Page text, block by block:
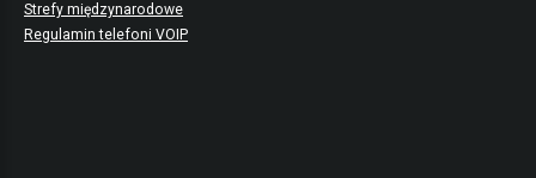
Strefy międzynarodowe
Regulamin telefoni VOIP